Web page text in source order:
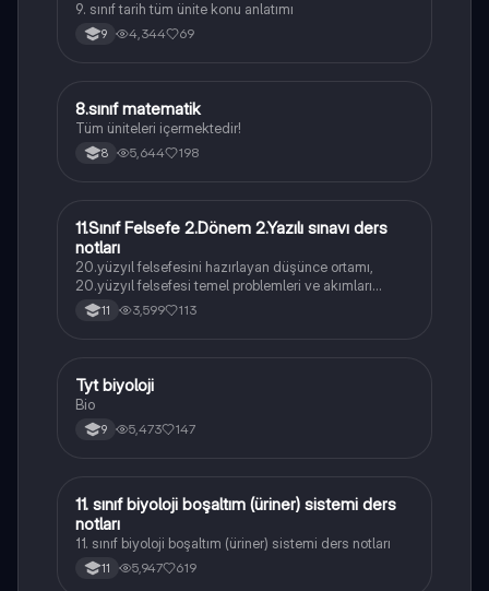
9. sınıf tarih tüm ünite konu anlatımı
9 4,344 69
Matematik
8.sınıf matematik
Tüm üniteleri içermektedir!
8 5,644 198
Felsefe
11.Sınıf Felsefe 2.Dönem 2.Yazılı sınavı ders
notları
20.yüzyıl felsefesini hazırlayan düşünce ortamı,
20.yüzyıl felsefesi temel problemleri ve akımları
konularını içermektedir
11 3,599 113
Biyoloji
Tyt biyoloji
Bio
9 5,473 147
Biyoloji
11. sınıf biyoloji boşaltım (üriner) sistemi ders
notları
11. sınıf biyoloji boşaltım (üriner) sistemi ders notları
11 5,947 619